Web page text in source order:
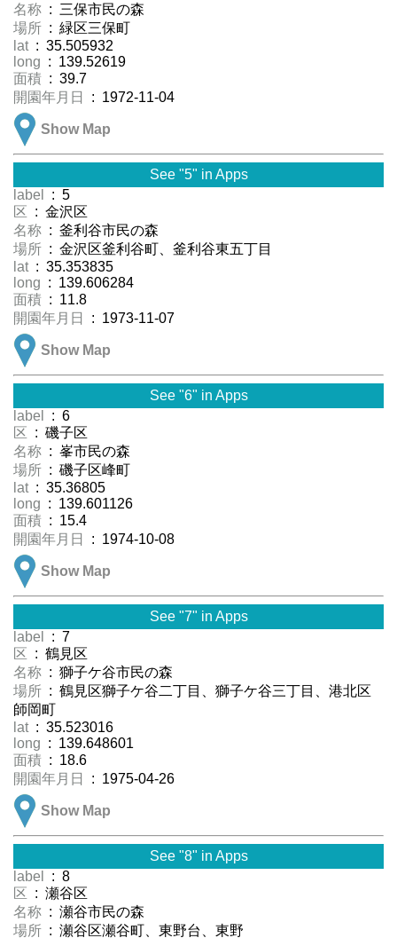
名称 : 三保市民の森
場所 : 緑区三保町
lat : 35.505932
long : 139.52619
面積 : 39.7
開園年月日
: 1972-11-04
Show Map
See "5" in Apps
label
: 5
区 : 金沢区
名称 : 釜利谷市民の森
場所 : 金沢区釜利谷町、釜利谷東五丁目
lat : 35.353835
long : 139.606284
面積 : 11.8
開園年月日
: 1973-11-07
Show Map
See "6" in Apps
label
: 6
区 : 磯子区
名称 : 峯市民の森
場所 : 磯子区峰町
lat : 35.36805
long : 139.601126
面積 : 15.4
開園年月日
: 1974-10-08
Show Map
See "7" in Apps
label
: 7
区 : 鶴見区
名称 : 獅子ケ谷市民の森
場所 : 鶴見区獅子ケ谷二丁目、獅子ケ谷三丁目、港北区
師岡町
lat : 35.523016
long : 139.648601
面積 : 18.6
開園年月日
: 1975-04-26
Show Map
See "8" in Apps
label
: 8
区 : 瀬谷区
名称 : 瀬谷市民の森
場所 : 瀬谷区瀬谷町、東野台、東野